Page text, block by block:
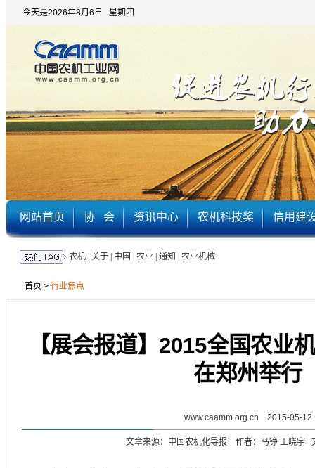
今天是2026年8月6日 星期四
网站首页 协 会 资讯中心 农机科技奖 信用建
农机| 关于| 中国 农业| 通知 农业机械
首页 > 行业焦点
【展会报道】2015全国农业
在郑州举行
www.caamm.org.cn 2015-05-12
文章来源：中国农机化导报 作者：马铮 王晓宇